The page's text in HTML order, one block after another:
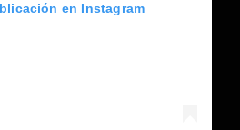
en Instagram